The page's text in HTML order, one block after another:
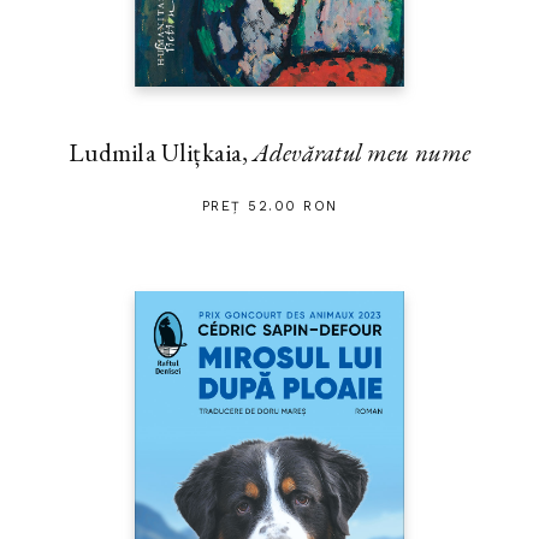
Ludmila Ulițkaia,Adevăratul meu nume
PREȚ 52.00 RON